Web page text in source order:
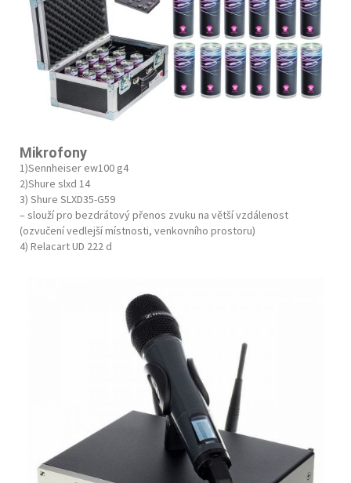
Mikrofony
1)Sennheiser ew100 g4
2)Shure slxd 14
3) Shure SLXD35-G59
– slouží pro bezdrátový přenos zvuku na větší vzdálenost
(ozvučení vedlejší místnosti, venkovního prostoru)
4) Relacart UD 222 d